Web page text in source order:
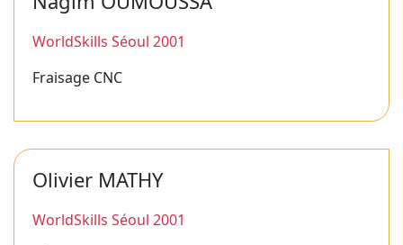
WorldSkills Séoul 2001
Fraisage CNC
Olivier MATHY
WorldSkills Séoul 2001